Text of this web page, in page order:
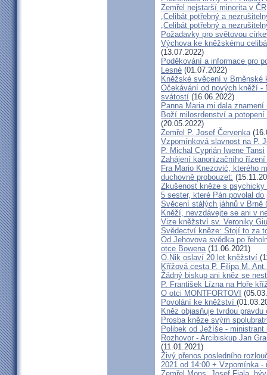
Zemřel nejstarší minorita v ČR
„Celibát potřebný a
„Celibát potřebný a
Požadavky pro světovou
Výchova ke kněžskému
(13.07.2022)
Poděkování a informace pro
Lesné (01.07.2022)
Kněžské svěcení v Brněnské
Očekávání od nových kněží -
svátostí (16.06.2022)
Panna Maria mi dala
Boží milosrdenství a
(20.05.2022)
Zemřel P. Josef Červenka
Vzpomínková slavnost na P.
P. Michal Cyprián Iwene Tansi
Zahájení kanonizačního
Fra Mario Knezović, kterého
duchovně probouzet:
Zkušenost kněze s psychicky
5 sester, které Pán povolal do
Svěcení stálých jáhnů v Brně
Kněží, nevzdávejte se ani v
Vize kněžství sv. Veroniky
Svědectví kněze: Stojí to za
Od Jehovova svědka po
otce Bowena(11.06.2021)
O.Nik oslaví 20 let kněžství
Křížová cesta P. Filipa M.
Žádný biskup ani kněz se
P. František Lízna na Hoře
O otci MONTFORTOVI
Povolání ke kněžství
Kněz objasňuje tvrdou
Prosba kněze svým
Polibek od Ježíše -
Rozhovor - Arcibiskup Jan
(11.01.2021)
Živý přenos posledního
2021 od 14:00 + Vzpomínka